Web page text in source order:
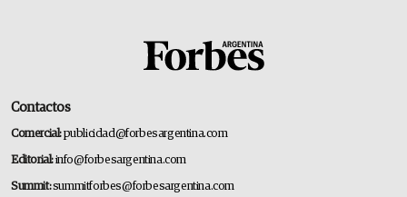
Contactos
Comercial:publicidad@forbesargentina.com
Editorial:info@forbesargentina.com
Summit:summitforbes@forbesargentina.com